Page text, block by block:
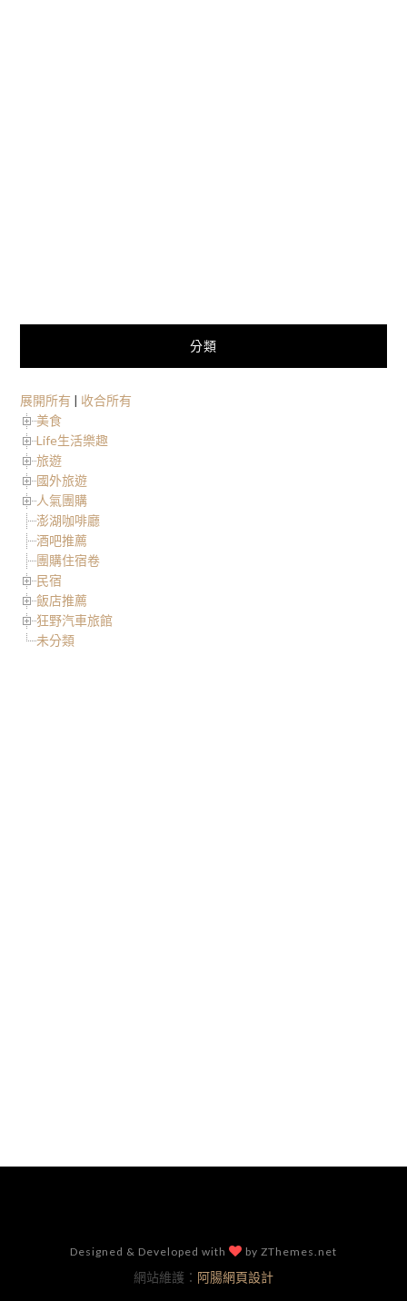
分類
展開所有 | 收合所有
美食
Life生活樂趣
旅遊
國外旅遊
人氣團購
澎湖咖啡廳
酒吧推薦
團購住宿卷
民宿
飯店推薦
狂野汽車旅館
未分類
Designed & Developed with by ZThemes.net
網站維護： 阿腸網頁設計